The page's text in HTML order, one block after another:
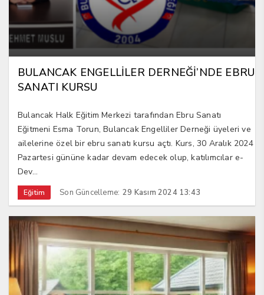
BULANCAK ENGELLİLER DERNEĞİ’NDE EBRU
SANATI KURSU
Bulancak Halk Eğitim Merkezi tarafından Ebru Sanatı
Eğitmeni Esma Torun, Bulancak Engelliler Derneği üyeleri ve
ailelerine özel bir ebru sanatı kursu açtı. Kurs, 30 Aralık 2024
Pazartesi gününe kadar devam edecek olup, katılımcılar e-
Dev...
Eğitim Son Güncelleme: 29 Kasım 2024 13:43